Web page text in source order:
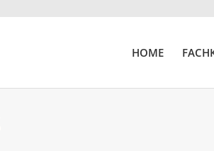
HOME